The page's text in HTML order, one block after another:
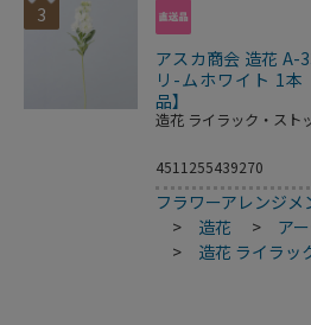
3
アスカ商会 造花
リ-ムホワイト 1本
品】
造花 ライラック・スト
4511255439270
フラワーアレンジ
> 造花 > ア
> 造花 ライラッ